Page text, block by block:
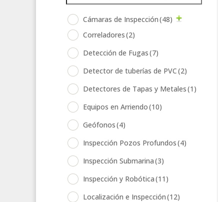
Cámaras de Inspección(48)
Correladores(2)
Detección de Fugas(7)
Detector de tuberías de PVC(2)
Detectores de Tapas y Metales(1)
Equipos en Arriendo(10)
Geófonos(4)
Inspección Pozos Profundos(4)
Inspección Submarina(3)
Inspección y Robótica(11)
Localización e Inspección(12)